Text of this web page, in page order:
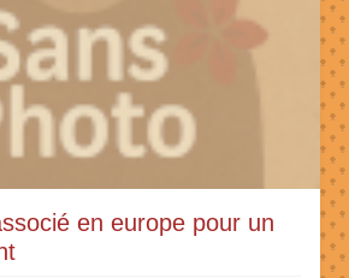
en europe pour un